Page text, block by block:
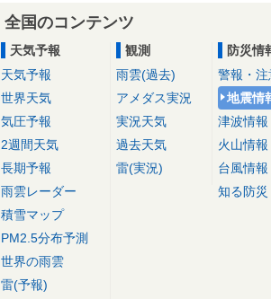
全国のコンテンツ
天気予報
天気予報
世界天気
気圧予報
2週間天気
長期予報
雨雲レーダー
積雪マップ
PM2.5分布予測
世界の雨雲
雷(予報)
観測
雨雲(過去)
アメダス実況
実況天気
過去天気
雷(実況)
防災情
警報・注
地震情
津波情報
火山情報
台風情報
知る防災